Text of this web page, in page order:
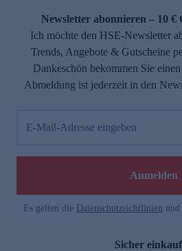
Newsletter abonnieren – 10 €
Ich möchte den HSE-Newsletter
Trends, Angebote & Gutscheine
Dankeschön bekommen Sie
Abmeldung ist jederzeit in den
E-Mail-Adresse eingeben
Anmelden
Es gelten die Datenschutzrichtlinien
Sicher